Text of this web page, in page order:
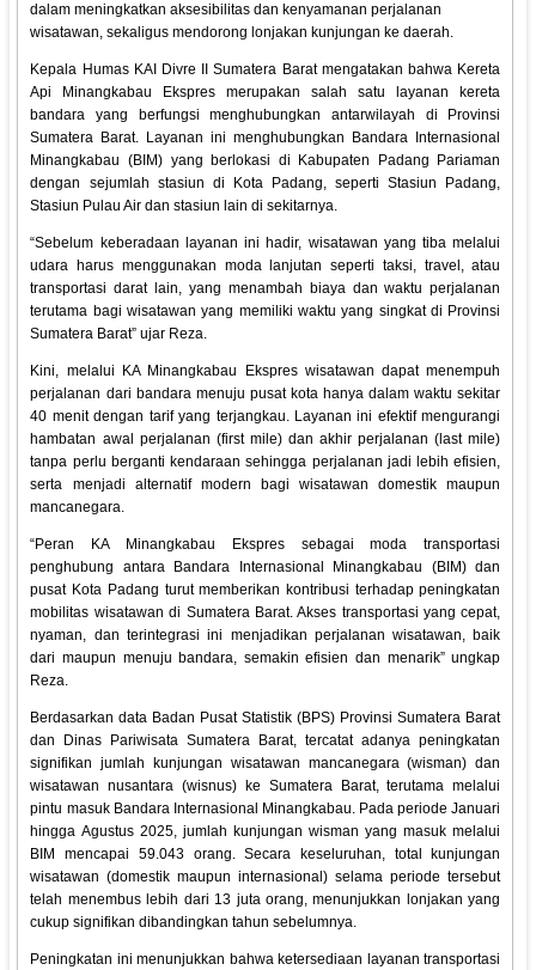
dalam meningkatkan aksesibilitas dan kenyamanan perjalanan
wisatawan, sekaligus mendorong lonjakan kunjungan ke daerah.
Kepala Humas KAI Divre II Sumatera Barat mengatakan bahwa Kereta
Api Minangkabau Ekspres merupakan salah satu layanan kereta
bandara yang berfungsi menghubungkan antarwilayah di Provinsi
Sumatera Barat. Layanan ini menghubungkan Bandara Internasional
Minangkabau (BIM) yang berlokasi di Kabupaten Padang Pariaman
dengan sejumlah stasiun di Kota Padang, seperti Stasiun Padang,
Stasiun Pulau Air dan stasiun lain di sekitarnya.
“Sebelum keberadaan layanan ini hadir, wisatawan yang tiba melalui
udara harus menggunakan moda lanjutan seperti taksi, travel, atau
transportasi darat lain, yang menambah biaya dan waktu perjalanan
terutama bagi wisatawan yang memiliki waktu yang singkat di Provinsi
Sumatera Barat” ujar Reza.
Kini, melalui KA Minangkabau Ekspres wisatawan dapat menempuh
perjalanan dari bandara menuju pusat kota hanya dalam waktu sekitar
40 menit dengan tarif yang terjangkau. Layanan ini efektif mengurangi
hambatan awal perjalanan (first mile) dan akhir perjalanan (last mile)
tanpa perlu berganti kendaraan sehingga perjalanan jadi lebih efisien,
serta menjadi alternatif modern bagi wisatawan domestik maupun
mancanegara.
“Peran KA Minangkabau Ekspres sebagai moda transportasi
penghubung antara Bandara Internasional Minangkabau (BIM) dan
pusat Kota Padang turut memberikan kontribusi terhadap peningkatan
mobilitas wisatawan di Sumatera Barat. Akses transportasi yang cepat,
nyaman, dan terintegrasi ini menjadikan perjalanan wisatawan, baik
dari maupun menuju bandara, semakin efisien dan menarik” ungkap
Reza.
Berdasarkan data Badan Pusat Statistik (BPS) Provinsi Sumatera Barat
dan Dinas Pariwisata Sumatera Barat, tercatat adanya peningkatan
signifikan jumlah kunjungan wisatawan mancanegara (wisman) dan
wisatawan nusantara (wisnus) ke Sumatera Barat, terutama melalui
pintu masuk Bandara Internasional Minangkabau. Pada periode Januari
hingga Agustus 2025, jumlah kunjungan wisman yang masuk melalui
BIM mencapai 59.043 orang. Secara keseluruhan, total kunjungan
wisatawan (domestik maupun internasional) selama periode tersebut
telah menembus lebih dari 13 juta orang, menunjukkan lonjakan yang
cukup signifikan dibandingkan tahun sebelumnya.
Peningkatan ini menunjukkan bahwa ketersediaan layanan transportasi